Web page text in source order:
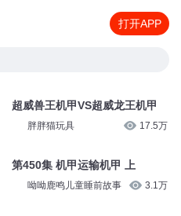
打开APP
超威兽王机甲VS超威龙王机甲
胖胖猫玩具 17.5万
第450集 机甲运输机甲 上
呦呦鹿鸣儿童睡前故事 3.1万